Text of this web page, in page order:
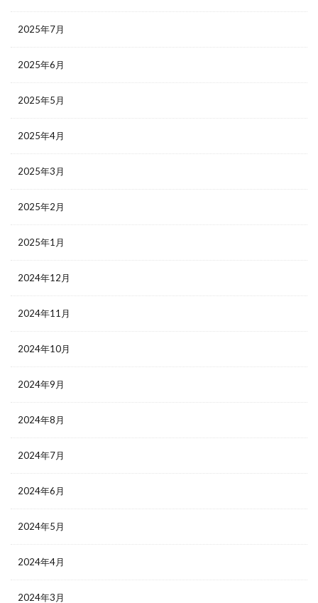
2025年7月
2025年6月
2025年5月
2025年4月
2025年3月
2025年2月
2025年1月
2024年12月
2024年11月
2024年10月
2024年9月
2024年8月
2024年7月
2024年6月
2024年5月
2024年4月
2024年3月